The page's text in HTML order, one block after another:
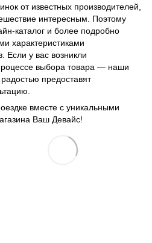
от известных производителей,
интересным. Поэтому
каталог и более подробно
характеристиками
Если у вас возникли
выбора товара — наши
предоставят
вместе с уникальными
Ваш Девайс!